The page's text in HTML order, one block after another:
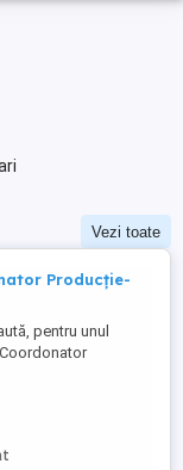
Vezi toate
Producție-
pentru unul
implicat, care să
producție și echipa
Coordonarea
Gestionarea